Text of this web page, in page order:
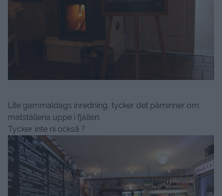
Lite gammaldags inredning, tycker det påminner om
matställena uppe i fjällen.
Tycker inte ni också ?